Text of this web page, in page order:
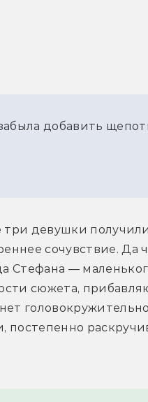
добавить
три девушки
сочувствие. Да
Стефана —
сюжета,
постепенно